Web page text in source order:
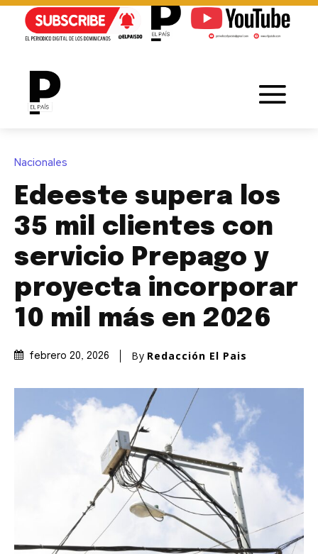
Nacionales
Edeeste supera los
35 mil clientes con
servicio Prepago y
proyecta incorporar
10 mil más en 2026
febrero 20, 2026 By Redacción El Pais